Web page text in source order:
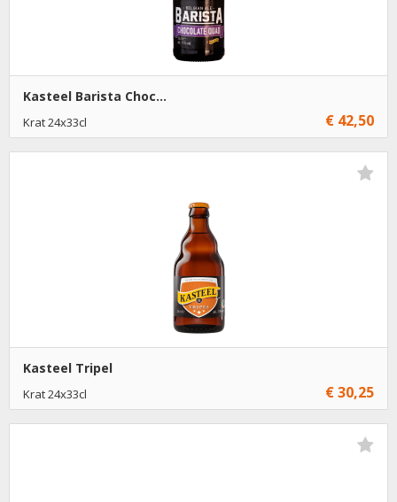
Kasteel Barista Choc...
Krat 24x33cl € 42,50
Kasteel Tripel
Krat 24x33cl € 30,25